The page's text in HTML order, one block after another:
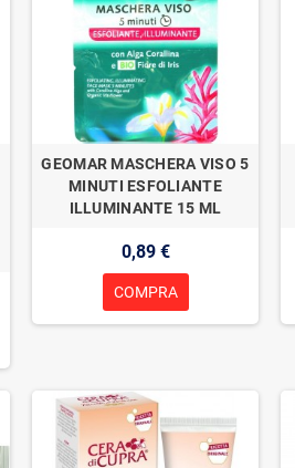
GEOMAR MASCHERA VISO 5
MINUTI ESFOLIANTE
ILLUMINANTE 15 ML
0,89 €
COMPRA